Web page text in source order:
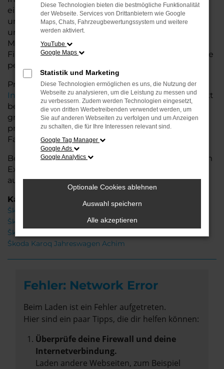
einer breiten Auswahl an Škoda Fahrzeugen auch
umfassende Beratung und Service. Wir
unterstützen Sie bei der Auswahl des passenden
Modells und bieten maßgeschneiderte
Finanzierungslösungen sowie Leasingoptionen, die
perfekt zu Ihrem Budget und Bedarf passen.
Profitieren Sie von zusätzlichen Services wie
Inzahlungnahme,Wartung und Reparaturendirekt
bei Ihrem Škoda Autohaus in Achim. Mit unserer
großen Auswahl an Fahrzeugen und der
professionellen Beratung finden Sie bei uns das
Fahrzeug, das Ihre Ansprüche erfüllt.
Besuchen Sie uns und lassen Sie sich von unserem
Expertenteam beraten – der Škoda Karoq wartet
auf Sie!
Kategorie
Škoda Karoq Neuwagen Achim
Škoda Karoq Achim
Škoda Karoq Gebrauchtwagen Achim
Škoda Karoq Jahreswagen Achim
Fehler: Network Error
Beim Laden ist ein Fehler aufgetreten.
Hier sind ein paar Tipps, die dir helfen können:
Überprüfe deine Firewall und deine
Internetverbindung.
Laden andere Webseiten, zum Beispiel
Diese Technologien bieten die bestmögliche Funktionalität
der Webseite. Services von Drittanbietern wie Google
Maps, Chats, Fahrzeugbewertungssystem und weitere
werden aktiviert.
YouTube
Google Maps
Statistik und Marketing
Diese Technologien ermöglichen es uns, die Nutzung der
Webseite zu analysieren, um die Leistung zu messen und
zu verbessern. Zudem werden Technologien eingesetzt,
die von dritten Werbetreibenden verwendet werden, um
Sie auf anderen Webseiten zu verfolgen und um Anzeigen
zu schalten, die für Ihre Interessen relevant sind.
Google Tag Manager
Google Ads
Google Analytics
Optionale Cookies ablehnen
Auswahl speichern
Alle akzeptieren